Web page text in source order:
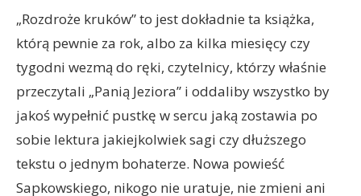
„Rozdroże kruków” to jest dokładnie ta książka,
którą pewnie za rok, albo za kilka miesięcy czy
tygodni wezmą do ręki, czytelnicy, którzy właśnie
przeczytali „Panią Jeziora” i oddaliby wszystko by
jakoś wypełnić pustkę w sercu jaką zostawia po
sobie lektura jakiejkolwiek sagi czy dłuższego
tekstu o jednym bohaterze. Nowa powieść
Sapkowskiego, nikogo nie uratuje, nie zmieni ani